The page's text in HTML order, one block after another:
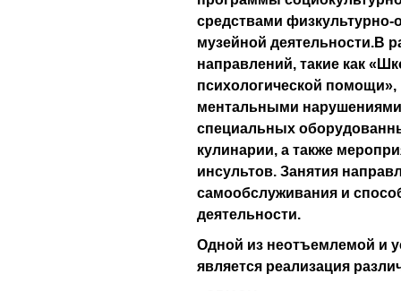
средствами физкультурно-
музейной деятельности.В
направлений, такие как
психологической помощи»,
ментальными нарушениями
специальных
кулинарии, а также
инсультов. Занятия
самообслуживания и
деятельности.
Одной из неотъемлемой и
является реализация